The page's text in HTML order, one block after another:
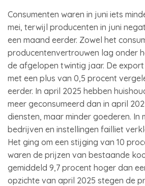
Consumenten waren in juni iets
mei, terwijl producenten in juni
een maand eerder. Zowel het
producentenvertrouwen lag onder
de afgelopen twintig jaar. De
met een plus van 0,5 procent
eerder. In april 2025 hebben
meer geconsumeerd dan in april
diensten, maar minder goederen. In
bedrijven en instellingen failliet
Het ging om een stijging van 10
waren de prijzen van bestaande
gemiddeld 9,7 procent hoger dan
opzichte van april 2025 stegen de